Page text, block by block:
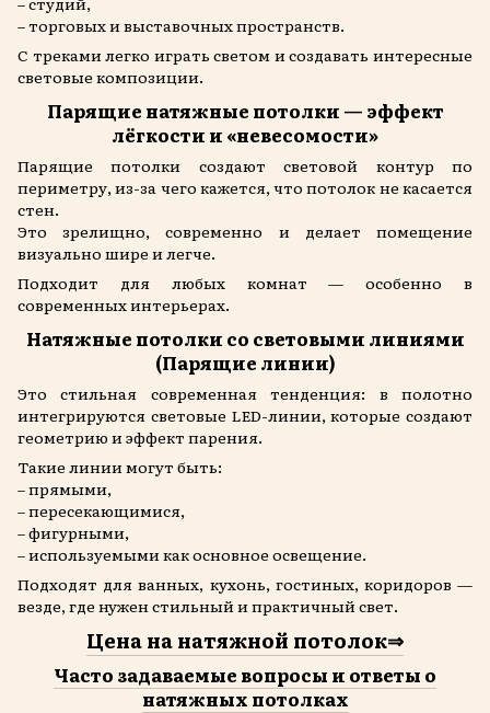
– торговых и выставочных пространств.
С треками легко играть светом и создавать интересные
световые композиции.
Парящие натяжные потолки — эффект
лёгкости и «невесомости»
Парящие потолки создают световой контур по
периметру, из-за чего кажется, что потолок не касается
стен.
Это зрелищно, современно и делает помещение
визуально шире и легче.
Подходит для любых комнат — особенно в
современных интерьерах.
Натяжные потолки со световыми линиями
(Парящие линии)
Это стильная современная тенденция: в полотно
интегрируются световые LED-линии, которые создают
геометрию и эффект парения.
Такие линии могут быть:
– прямыми,
– пересекающимися,
– фигурными,
– используемыми как основное освещение.
Подходят для ванных, кухонь, гостиных, коридоров —
везде, где нужен стильный и практичный свет.
Цена на натяжной потолок⇒
Часто задаваемые вопросы и ответы о
натяжных потолках